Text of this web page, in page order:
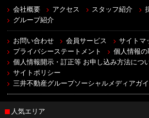
会社概要 アクセス スタッフ紹介
グループ紹介
お問い合わせ 会員サービス
サイトマ
プライバシーステートメント
個人情報
個人情報開示・訂正等 お申し込み方法につ
サイトポリシー
三井不動産グループソーシャルメディアガ
人気エリア